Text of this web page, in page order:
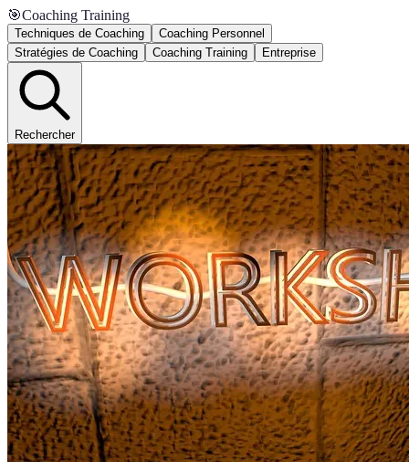
🎯Coaching Training
Techniques de Coaching
Coaching Personnel
Stratégies de Coaching
Coaching Training Entreprise
Rechercher